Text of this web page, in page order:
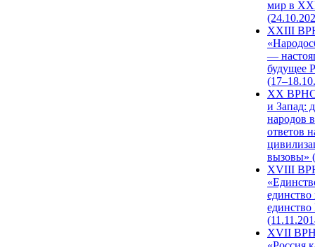
мир в
XXIII
—
будущее
XX ВРНС
и Запад:
народов
ответов
вызовы»
XVIII
единство
единство
XVII